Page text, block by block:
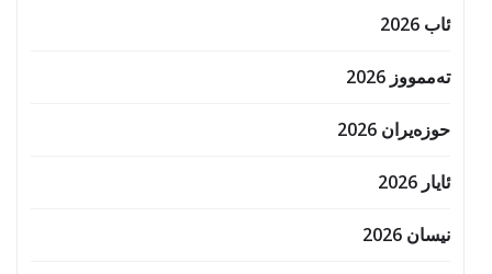
ئاب 2026
تەممووز 2026
حوزه‌یران 2026
ئایار 2026
نیسان 2026